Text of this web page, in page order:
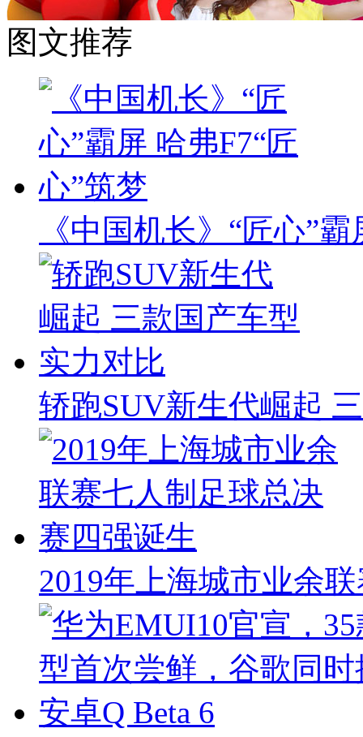
图文推荐
《中国机长》“匠心”
轿跑SUV新生代崛起
2019年上海城市业余